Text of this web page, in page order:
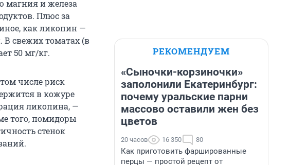
магния и железа
Плюс за
как ликопин —
свежих томатах (в
50 мг/кг.
числе риск
в кожуре
ликопина, —
того, помидоры
стенок
РЕКОМЕНДУЕМ
«Сыночки-корзиночки»
заполонили Екатеринбург:
почему уральские парни
массово оставили жен без
цветов
20 часов 16 350 80
Как приготовить фаршированные
перцы — простой рецепт от